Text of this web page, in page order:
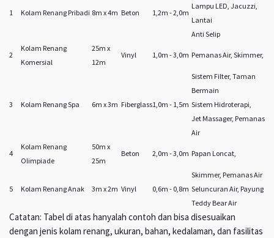
1 Kolam Renang Pribadi 8m x 4m Beton 1,2m - 2,0m
Lampu LED, Jacuzzi,
Lantai
Anti Selip
2
Kolam Renang
Komersial
25m x
12m
Vinyl 1,0m - 3,0m Pemanas Air, Skimmer,
Sistem Filter, Taman
Bermain
3
Kolam Renang Spa 6m x 3m Fiberglass1,0m - 1,5m Sistem Hidroterapi,
Jet Massager, Pemanas
Air
4
Kolam Renang
Olimpiade
50m x
25m
Beton 2,0m - 3,0m Papan Loncat,
Skimmer, Pemanas Air
5
Kolam Renang Anak 3m x 2m Vinyl 0,6m - 0,8m Seluncuran Air, Payung
Teddy Bear Air
Catatan: Tabel di atas hanyalah contoh dan bisa disesuaikan
dengan jenis kolam renang, ukuran, bahan, kedalaman, dan fasilitas